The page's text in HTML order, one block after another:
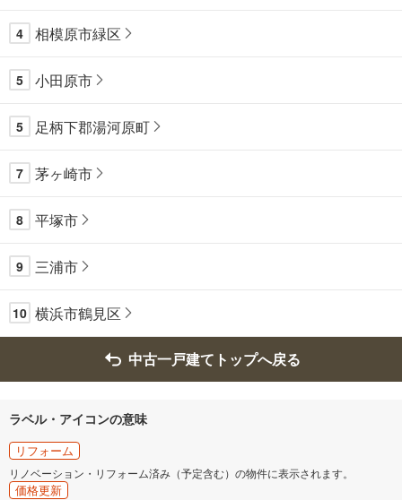
4 相模原市緑区
5 小田原市
5 足柄下郡湯河原町
7 茅ヶ崎市
8 平塚市
9 三浦市
10 横浜市鶴見区
中古一戸建てトップへ戻る
ラベル・アイコンの意味
リフォーム
リノベーション・リフォーム済み（予定含む）の物件に表示されます。
価格更新